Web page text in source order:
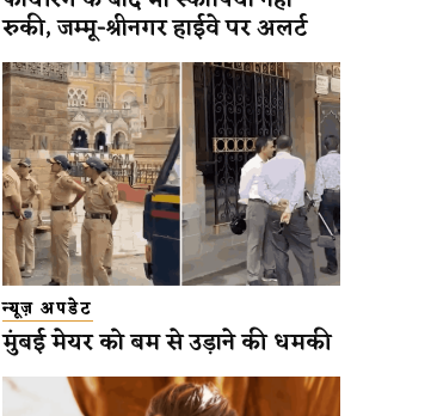
रुकी, जम्मू-श्रीनगर हाईवे पर अलर्ट
न्यूज़ अपडेट
मुंबई मेयर को बम से उड़ाने की धमकी